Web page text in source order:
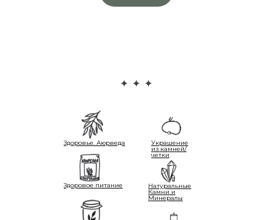
Здоровье. Аюрведа
Здоровое питание Натуральные
Камни и
Минералы
Украшение
из камней/
четки